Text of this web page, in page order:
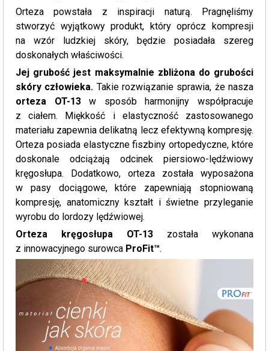
Orteza powstała z inspiracji naturą. Pragnęliśmy
stworzyć wyjątkowy produkt, który oprócz kompresji
na wzór ludzkiej skóry, będzie posiadała szereg
doskonałych właściwości.
Jej grubość jest maksymalnie zbliżona do grubości
skóry człowieka. Takie rozwiązanie sprawia, że nasza
orteza OT-13w sposób harmonijny współpracuje
z ciałem. Miękkość i elastyczność zastosowanego
materiału zapewnia delikatną lecz efektywną kompresję.
Orteza posiada elastyczne fiszbiny ortopedyczne, które
doskonale odciążają odcinek piersiowo-lędźwiowy
kręgosłupa. Dodatkowo, orteza została wyposażona
w pasy dociągowe, które zapewniają stopniowaną
kompresję, anatomiczny kształt i świetne przyleganie
wyrobu do lordozy lędźwiowej.
Orteza kręgosłupa OT-13 została wykonana
z innowacyjnego surowca ProFit™.